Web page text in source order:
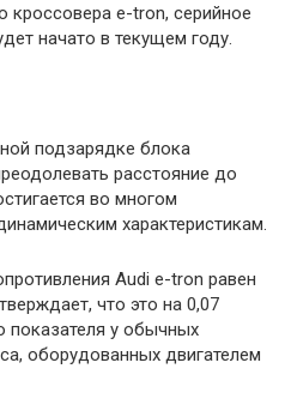
кроссовера e-tron, серийное
начато в текущем году.
подзарядке блока
расстояние до
во многом
характеристикам.
Audi e-tron равен
что это на 0,07
показателя у обычных
оборудованных двигателем